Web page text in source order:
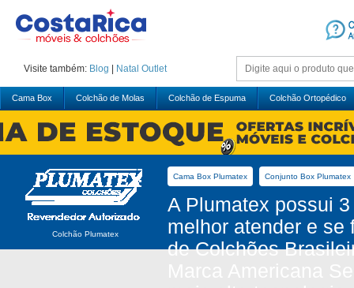
Visite também: Blog Natal Outlet
Cama Box Colchão de Molas Colchão de Espuma Colchão Ortopédico
Colchão Plumatex
Cama Box Plumatex Conjunto Box Plumatex
A Plumatex possui
melhor atender e se
de Colchões